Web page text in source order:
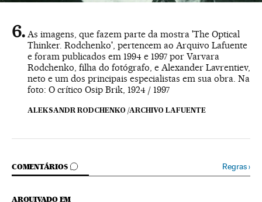
As imagens, que fazem parte da mostra 'The Optical
Thinker. Rodchenko', pertencem ao Arquivo Lafuente
e foram publicados em 1994 e 1997 por Varvara
Rodchenko, filha do fotógrafo, e Alexander Lavrentiev,
neto e um dos principais especialistas em sua obra. Na
foto: O crítico Osip Brik, 1924 / 1997
ALEKSANDR RODCHENKO /ARCHIVO LAFUENTE
COMENTÁRIOS
COMENTÁRIOS Regras›
ARQUIVADO EM